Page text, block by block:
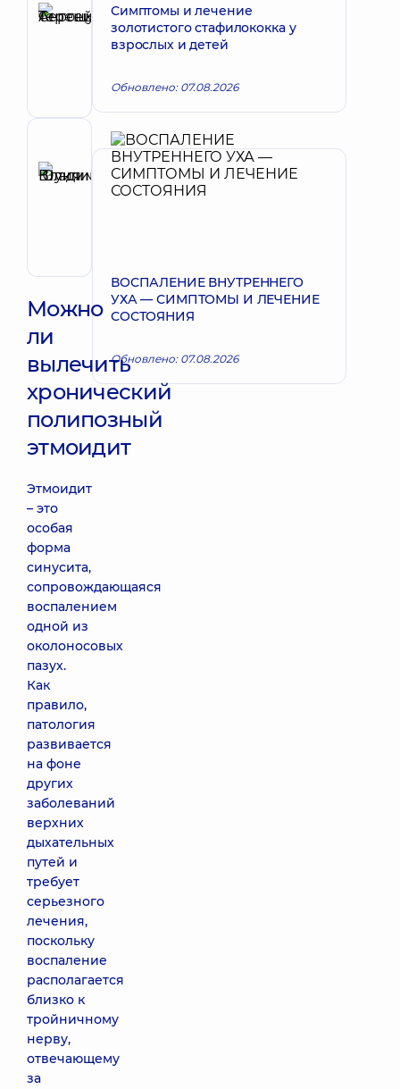
Терещук
Сергей
Антоньевич
челюстно-
Запись к врачу
Рецензент
Шуклина
ЮлияЗапись к врачу
Можно
ли
вылечить
хронический
полипозный
этмоидит
Этмоидит
– это
особая
форма
синусита,
сопровождающаяся
воспалением
одной из
околоносовых
пазух.
Как
правило,
патология
развивается
на фоне
других
заболеваний
верхних
дыхательных
путей и
требует
серьезного
лечения,
поскольку
воспаление
располагается
близко к
тройничному
нерву,
отвечающему
за
Симптомы и лечение
золотистого стафилококка у
взрослых и детей
Обновлено: 07.08.2026
ВОСПАЛЕНИЕ ВНУТРЕННЕГО
УХА — СИМПТОМЫ И ЛЕЧЕНИЕ
СОСТОЯНИЯ
Обновлено: 07.08.2026